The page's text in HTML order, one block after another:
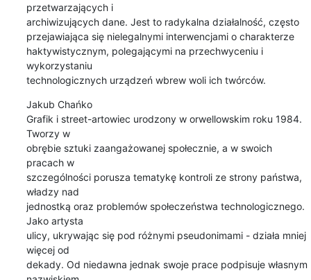
przetwarzających i
archiwizujących dane. Jest to radykalna działalność, często
przejawiająca się nielegalnymi interwencjami o charakterze
haktywistycznym, polegającymi na przechwyceniu i
wykorzystaniu
technologicznych urządzeń wbrew woli ich twórców.
Jakub Chańko
Grafik i street-artowiec urodzony w orwellowskim roku 1984.
Tworzy w
obrębie sztuki zaangażowanej społecznie, a w swoich
pracach w
szczególności porusza tematykę kontroli ze strony państwa,
władzy nad
jednostką oraz problemów społeczeństwa technologicznego.
Jako artysta
ulicy, ukrywając się pod różnymi pseudonimami - działa mniej
więcej od
dekady. Od niedawna jednak swoje prace podpisuje własnym